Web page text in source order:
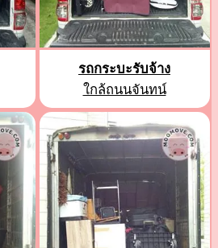
รถกระบะรับจ้าง
ใกล้ถนนจันทน์